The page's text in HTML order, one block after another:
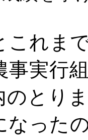
れま
事実行
のとり
なった